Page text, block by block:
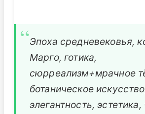
Эпоха средневековья,
Марго, готика,
сюрреализм+мрачное
ботаническое
элегантность,